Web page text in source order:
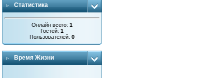
Статистика
Онлайн всего:1
Гостей:1
Пользователей:0
Время Жизни